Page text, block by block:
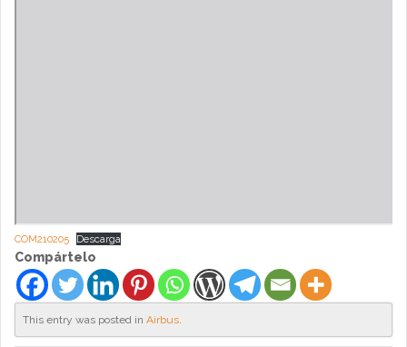
COM210205 Descarga
Compártelo
This entry was posted in Airbus.